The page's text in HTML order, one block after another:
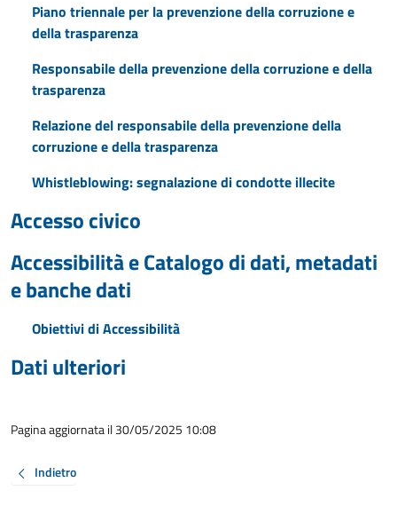
Piano triennale per la prevenzione della corruzione e
della trasparenza
Responsabile della prevenzione della corruzione e della
trasparenza
Relazione del responsabile della prevenzione della
corruzione e della trasparenza
Whistleblowing: segnalazione di condotte illecite
Accesso civico
Accessibilità e Catalogo di dati, metadati
e banche dati
Obiettivi di Accessibilità
Dati ulteriori
Pagina aggiornata il 30/05/2025 10:08
Indietro